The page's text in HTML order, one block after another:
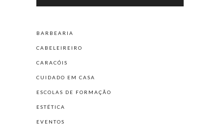
BARBEARIA
CABELEIREIRO
CARACÓIS
CUIDADO EM CASA
ESCOLAS DE FORMAÇÃO
ESTÉTICA
EVENTOS